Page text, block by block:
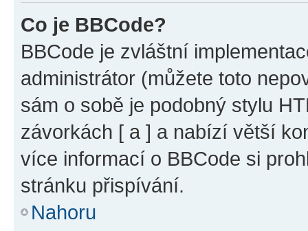
Co je BBCode?
BBCode je zvláštní
administrátor (můžete toto
sám o sobě je podobný stylu
závorkách [ a ] a nabízí větší
více informací o BBCode si
stránku přispívání.
Nahoru